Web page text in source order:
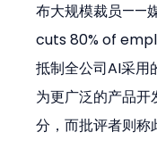
布大规模裁员——
cuts 80% of
抵制全公司AI采用
为更广泛的产品
分，而批评者则称